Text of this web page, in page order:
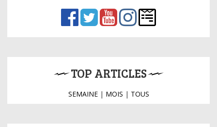
TOP ARTICLES
SEMAINE| MOIS | TOUS